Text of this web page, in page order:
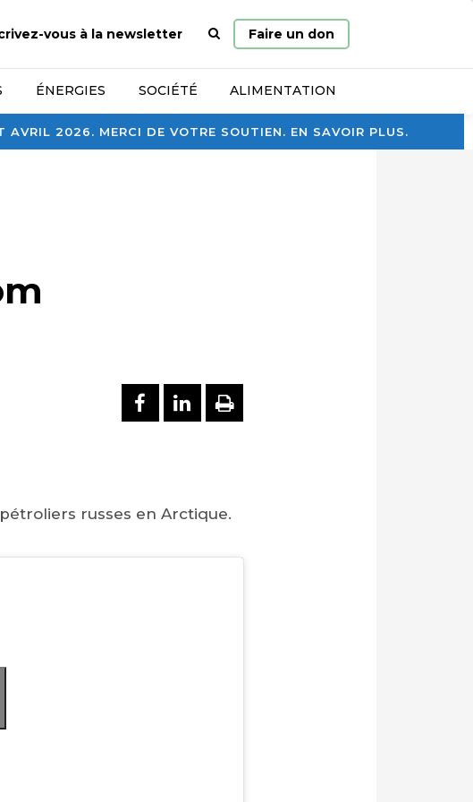
AVRIL 2026. MERCI DE VOTRE SOUTIEN. EN SAVOIR PLUS.
vous à la newsletter
Page
d’accueil
Faire un don
ÉNERGIES SOCIÉTÉ ALIMENTATION
PARTAGER SUR FACEBOOK
PARTAGER SUR
IMPRIMER
russes en Arctique.